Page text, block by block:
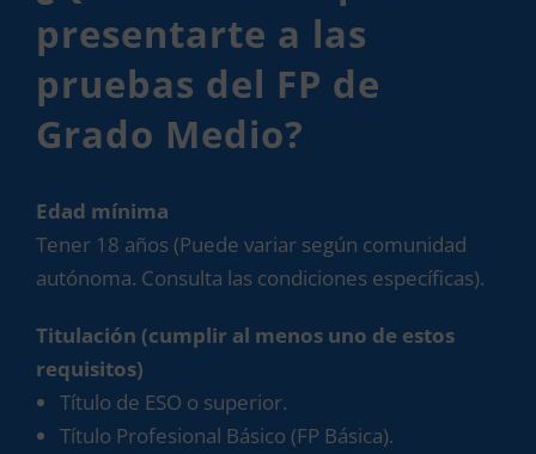
presentarte a las
pruebas del FP de
Grado Medio?
Edad mínima
Tener 18 años (Puede variar según comunidad
autónoma. Consulta las condiciones específicas).
Titulación (cumplir al menos uno de estos
requisitos)
Título de ESO o superior.
Título Profesional Básico (FP Básica).